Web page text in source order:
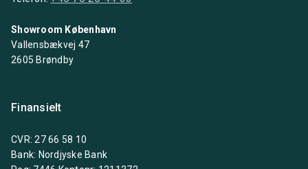
Showroom København
Vallensbækvej 47
2605 Brøndby
Finansielt
CVR: 27 66 58 10
Bank: Nordjyske Bank